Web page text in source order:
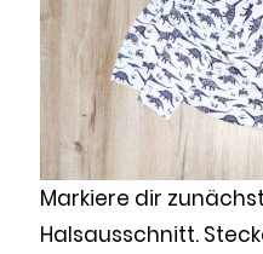
Markiere dir
Halsausschnitt.